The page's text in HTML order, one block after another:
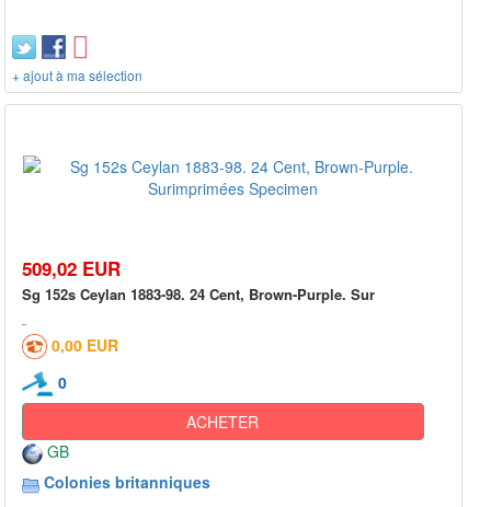
+ ajout à ma sélection
509,02 EUR
Sg 152s Ceylan 1883-98. 24 Cent, Brown-Purple. Sur
0,00 EUR
0
ACHETER
GB
Colonies britanniques